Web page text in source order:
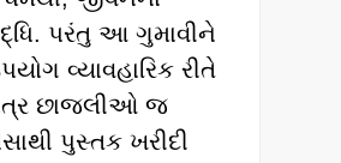
પરંતુ આ ગુમાવીને
વ્યાવહારિક રીતે
છાજલીઓ જ
પુસ્તક ખરીદી